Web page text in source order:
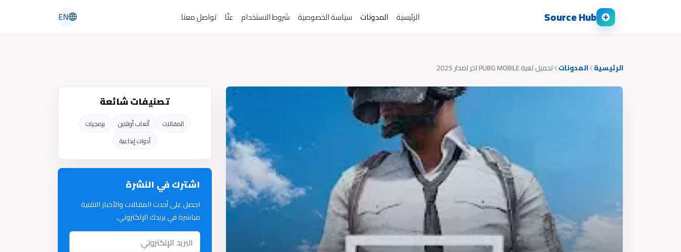
Source Hub الرئيسية المدونات سياسة الخصوصية شروط الاستخدام عنّا تواصل معنا EN
الرئيسية المدونات تحميل لعبة PUBG MOBILE اخر اصدار 2025
تصنيفات شائعة
المقالات ألعاب أونلاين
برمجيات
أدوات إبداعية
اشترك في النشرة
احصل على أحدث المقالات والأخبار التقنية
مباشرة في بريدك الإلكتروني.